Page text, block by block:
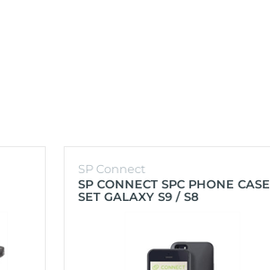
SP Connect
SP CONNECT SPC PHONE CASE
SET GALAXY S9 / S8